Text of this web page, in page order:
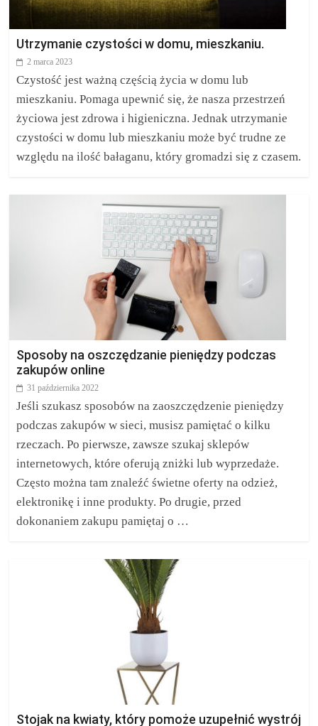
Utrzymanie czystości w domu, mieszkaniu.
2 marca 2023
Czystość jest ważną częścią życia w domu lub
mieszkaniu. Pomaga upewnić się, że nasza przestrzeń
życiowa jest zdrowa i higieniczna. Jednak utrzymanie
czystości w domu lub mieszkaniu może być trudne ze
względu na ilość bałaganu, który gromadzi się z czasem.
Sposoby na oszczędzanie pieniędzy podczas
zakupów online
31 października 2022
Jeśli szukasz sposobów na zaoszczędzenie pieniędzy
podczas zakupów w sieci, musisz pamiętać o kilku
rzeczach. Po pierwsze, zawsze szukaj sklepów
internetowych, które oferują zniżki lub wyprzedaże.
Często można tam znaleźć świetne oferty na odzież,
elektronikę i inne produkty. Po drugie, przed
dokonaniem zakupu pamiętaj o …
Stojak na kwiaty, który pomoże uzupełnić wystrój